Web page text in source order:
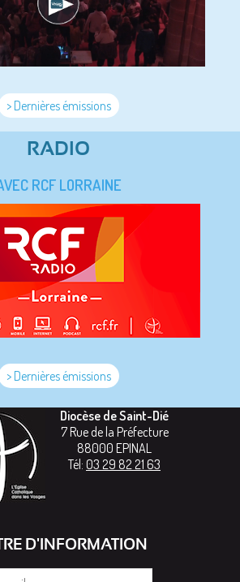
> Dernières émissions
RADIO
RCF LORRAINE
> Dernières émissions
Diocèse de Saint-Dié
7 Rue de la Préfecture
88000 EPINAL
Tél: 03 29 82 21 63
D'INFORMATION